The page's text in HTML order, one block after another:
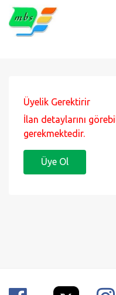
Üyelik Gerektirir
İlan detaylarını
gerekmektedir.
Üye Ol